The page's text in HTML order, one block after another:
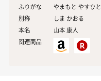
ふりがな
やまもと やすひと
別称
しま かおる
本名
山本康人
関連商品